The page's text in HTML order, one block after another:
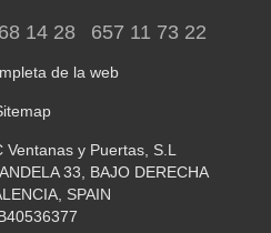
14 28 657 11 73 22
de la web
y Puertas, S.L
33, BAJO DERECHA
SPAIN